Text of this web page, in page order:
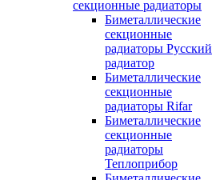
секционные радиаторы
Биметаллические
секционные
радиаторы Русский
радиатор
Биметаллические
секционные
радиаторы Rifar
Биметаллические
секционные
радиаторы
Теплоприбор